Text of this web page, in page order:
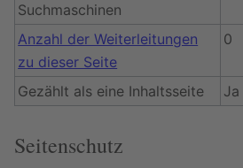
Suchmaschinen
Anzahl der Weiterleitungen
zu dieser Seite
0
Gezählt als eine Inhaltsseite Ja
Seitenschutz